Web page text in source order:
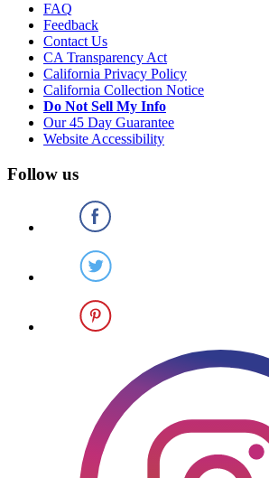
FAQ
Feedback
Contact Us
CA Transparency Act
California Privacy Policy
California Collection Notice
Do Not Sell My Info
Our 45 Day Guarantee
Website Accessibility
Follow us